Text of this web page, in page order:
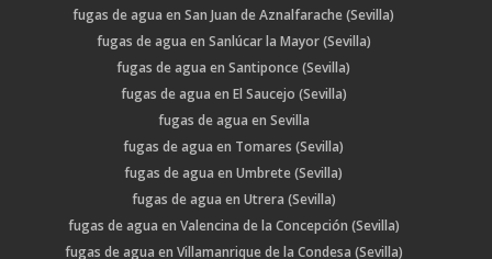
fugas de agua en San Juan de Aznalfarache (Sevilla)
fugas de agua en Sanlúcar la Mayor (Sevilla)
fugas de agua en Santiponce (Sevilla)
fugas de agua en El Saucejo (Sevilla)
fugas de agua en Sevilla
fugas de agua en Tomares (Sevilla)
fugas de agua en Umbrete (Sevilla)
fugas de agua en Utrera (Sevilla)
fugas de agua en Valencina de la Concepción (Sevilla)
fugas de agua en Villamanrique de la Condesa (Sevilla)